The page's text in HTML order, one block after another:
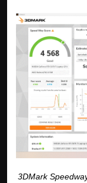
3DMark